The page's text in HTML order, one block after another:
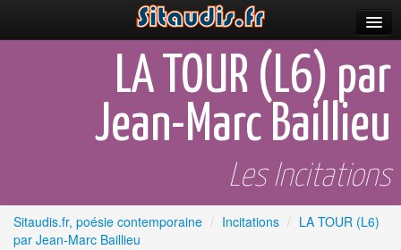
Poèmes et fictions
Auteurs & poètes
Célébrations
LA TOUR (L6) par
Jean-Marc Baillieu
Les Incitations
Sitaudis.fr, poésie contemporaine / Incitations / LA TOUR (L6)
par Jean-Marc Baillieu